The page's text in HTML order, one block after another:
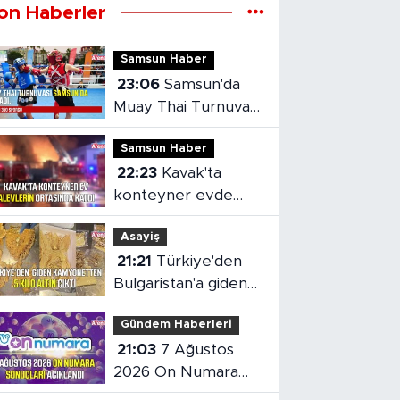
Haberler
Samsun Haber
23:06 Samsun'da
Muay Thai Turnuvası
heyecanı başladı
Samsun Haber
22:23
konteyner evde
yangın çıktı
Asayiş
21:21
Bulgaristan'a giden
kamyonetten 5 kilo
altın çıktı
Gündem Haberleri
21:03
2026 On Numara
sonuçları açıklandı